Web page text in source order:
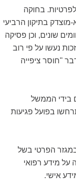
בחוקה
בתיקון הרביעי
שונים, וכן פסיקה
נעשו על פי רוב
"חוסר ציפייה
בידי הממשל
בפועל פגיעות
הפרטי בשל
על מידע רפואי
אישי.